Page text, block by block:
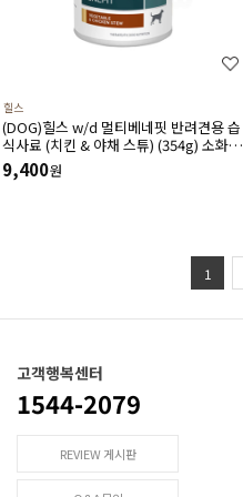
힐스
(DOG)힐스 w/d 멀티베네핏 반려견용 습
식사료 (치킨 & 야채 스튜) (354g) 소화기
건강,체중관리,혈당관리,비뇨기관리-처
방습식,처방캔
9,400원
1
고객행복센터
1544-2079
REVIEW 게시판